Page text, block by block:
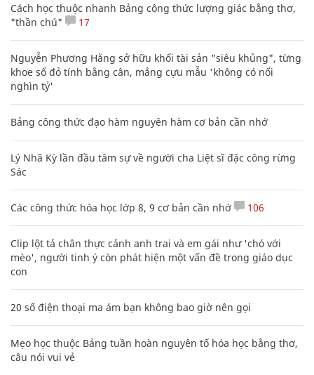
Cách học thuộc nhanh Bảng công thức lượng giác bằng thơ,
"thần chú"
17
Nguyễn Phương Hằng sở hữu khối tài sản "siêu khủng", từng
khoe sổ đỏ tính bằng cân, mắng cựu mẫu 'không có nổi
nghìn tỷ'
Bảng công thức đạo hàm nguyên hàm cơ bản cần nhớ
Lý Nhã Kỳ lần đầu tâm sự về người cha Liệt sĩ đặc công rừng
Sác
Các công thức hóa học lớp 8, 9 cơ bản cần nhớ 106
Clip lột tả chân thực cảnh anh trai và em gái như 'chó với
mèo', người tinh ý còn phát hiện một vấn đề trong giáo dục
con
20 số điện thoại ma ám bạn không bao giờ nên gọi
Mẹo học thuộc Bảng tuần hoàn nguyên tố hóa học bằng thơ,
câu nói vui vẻ